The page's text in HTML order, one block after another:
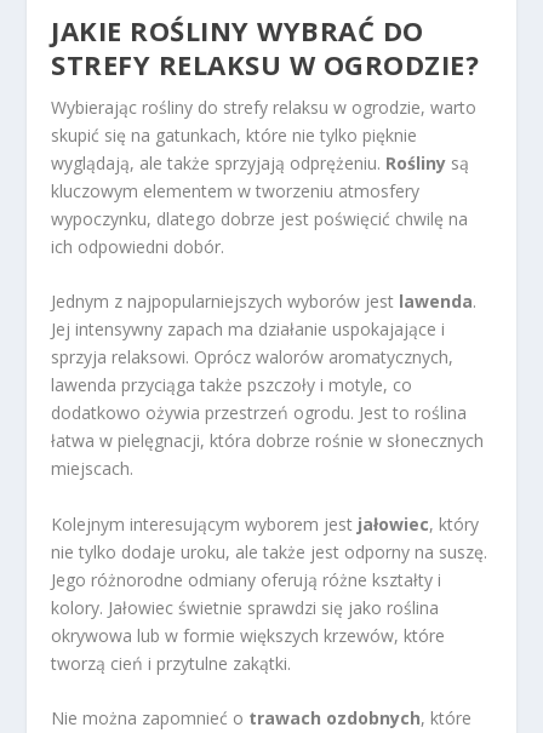
JAKIE ROŚLINY WYBRAĆ DO
STREFY RELAKSU W OGRODZIE?
Wybierając rośliny do strefy relaksu w ogrodzie, warto
skupić się na gatunkach, które nie tylko pięknie
wyglądają, ale także sprzyjają odprężeniu. Rośliny są
kluczowym elementem w tworzeniu atmosfery
wypoczynku, dlatego dobrze jest poświęcić chwilę na
ich odpowiedni dobór.
Jednym z najpopularniejszych wyborów jest lawenda.
Jej intensywny zapach ma działanie uspokajające i
sprzyja relaksowi. Oprócz walorów aromatycznych,
lawenda przyciąga także pszczoły i motyle, co
dodatkowo ożywia przestrzeń ogrodu. Jest to roślina
łatwa w pielęgnacji, która dobrze rośnie w słonecznych
miejscach.
Kolejnym interesującym wyborem jest jałowiec, który
nie tylko dodaje uroku, ale także jest odporny na suszę.
Jego różnorodne odmiany oferują różne kształty i
kolory. Jałowiec świetnie sprawdzi się jako roślina
okrywowa lub w formie większych krzewów, które
tworzą cień i przytulne zakątki.
Nie można zapomnieć o trawach ozdobnych, które